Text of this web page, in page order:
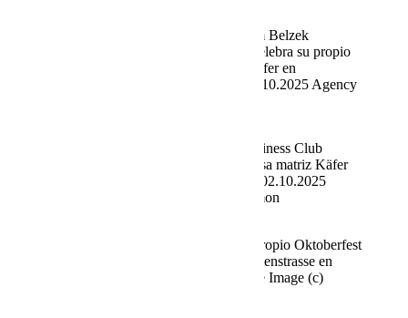
Andreas Belzek (artista) y su hijo Tom Belzek
(cantante) Fine Time Business Club celebra su propio
Oktoberfest en la sede principal de Käfer en
Prinzregentenstrasse en Múnich el 02.10.2025 Agency
Tom Belzek (cantante) Fine Time Business Club
celebra su propio Oktoberfest en la casa matriz Käfer
en Prinzregentenstrasse en Múnich el 02.10.2025
Agency People Image (c) Viviane Simon
Fine Time Business Club celebra su propio Oktoberfest
en el Käfer Stammhaus en Prinzregentenstrasse en
Múnich el 02.10.2025 Agencia People Image (c)